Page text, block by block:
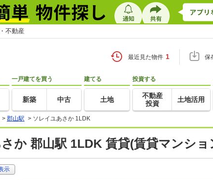
不動産
最近見た物件 1 保
一戸建てを買う
新築 中古
建てる
土地
投資する
不動産
投資
土地活用
> 郡山駅 > ソレイユあさか 1LDK
か 郡山駅 1LDK 賃貸(賃貸マンシ
示